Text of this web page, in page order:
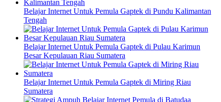
Belajar Internet Untuk Pemula Gaptek di Pundu Kalimantan
Tengah
Belajar Internet Untuk Pemula Gaptek di Pulau Karimun
Besar Kepulauan Riau Sumatera
Belajar Internet Untuk Pemula Gaptek di Miring Riau
Sumatera